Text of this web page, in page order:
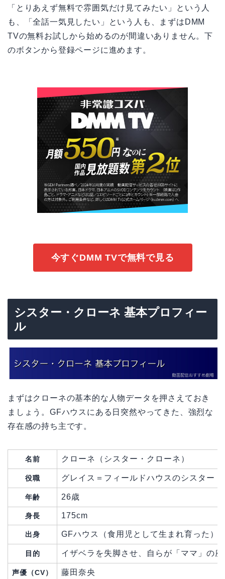
「とりあえず無料で雰囲気だけ見てみたい」という人
も、「全話一気見したい」という人も、まずはDMM
TVの無料お試しから始めるのが間違いありません。下
のボタンから登録ページに進めます。
今すぐDMM TVで無料で見る
シスター・クローネ 基本プロフィー
ル
まずはクローネの基本的な人物データを押さえておき
ましょう。GFハウスにある日突然やってきた、強烈な
存在感の持ち主です。
名前 クローネ（シスター・クローネ）
役職 グレイス＝フィールドハウスのシスター
年齢 26歳
身長 175cm
出身 GFハウス（食用児として生まれ育った）
目的 イザベラを失脚させ、自らが「ママ」の
声優（CV） 藤田奈央